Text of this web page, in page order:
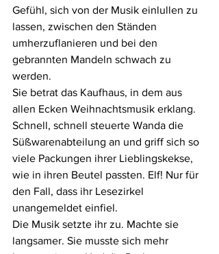
Gefühl, sich von der Musik einlullen zu
lassen, zwischen den Ständen
umherzuflanieren und bei den
gebrannten Mandeln schwach zu
werden.
Sie betrat das Kaufhaus, in dem aus
allen Ecken Weihnachtsmusik erklang.
Schnell, schnell steuerte Wanda die
Süßwarenabteilung an und griff sich so
viele Packungen ihrer Lieblingskekse,
wie in ihren Beutel passten. Elf! Nur für
den Fall, dass ihr Lesezirkel
unangemeldet einfiel.
Die Musik setzte ihr zu. Machte sie
langsamer. Sie musste sich mehr